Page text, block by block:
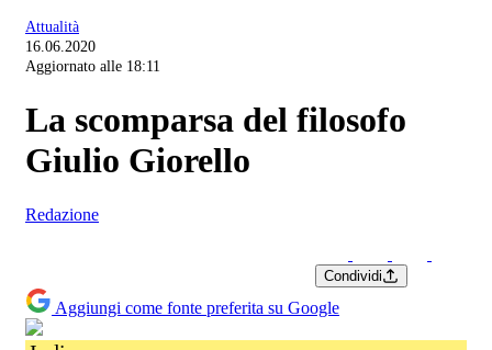
Attualità
16.06.2020
Aggiornato alle 18:11
La scomparsa del filosofo
Giulio Giorello
Redazione
Condividi
Aggiungi come fonte preferita su Google